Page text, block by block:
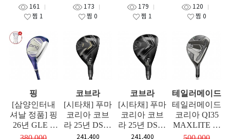
161
찜 1
173
찜 0
179
찜 1
120
찜 0
핑
[삼양인터내
셔날 정품] 핑
26년 GLE 4
여성용 유틸
코브라
[시타채] 푸마
코리아 코브
라 25년 DS-A
DAPT 어댑트
241,400
코브라
[시타채] 푸마
코리아 코브
라 25년 DS-A
DAPT(어댑
241,400
테일러메이드
테일러메이드
코리아 QI35
MAXLITE 여
성 유틸리티